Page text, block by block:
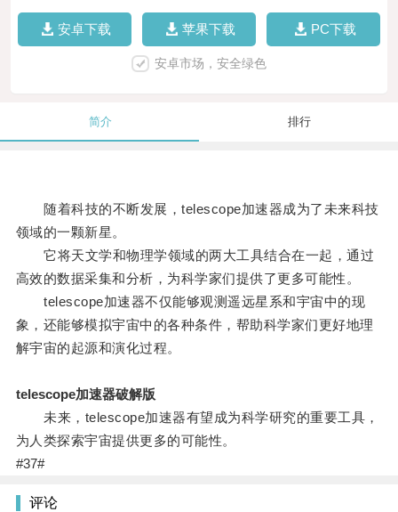
安卓下载 苹果下载 PC下载
安卓市场，安全绿色
简介 排行
随着科技的不断发展，telescope加速器成为了未来科技
领域的一颗新星。
它将天文学和物理学领域的两大工具结合在一起，通过
高效的数据采集和分析，为科学家们提供了更多可能性。
telescope加速器不仅能够观测遥远星系和宇宙中的现
象，还能够模拟宇宙中的各种条件，帮助科学家们更好地理
解宇宙的起源和演化过程。
telescope加速器破解版
未来，telescope加速器有望成为科学研究的重要工具，
为人类探索宇宙提供更多的可能性。
#37#
评论